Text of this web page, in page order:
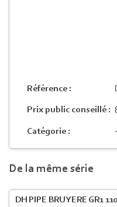
Référence :
Prix public conseillé :
Catégorie :
De la même série
DH PIPE BRUYERE GR1